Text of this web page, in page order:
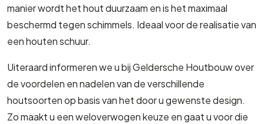
manier wordt het hout duurzaam en is het maximaal
beschermd tegen schimmels. Ideaal voor de realisatie van
een houten schuur.
Uiteraard informeren we u bij Geldersche Houtbouw over
de voordelen en nadelen van de verschillende
houtsoorten op basis van het door u gewenste design.
Zo maakt u een weloverwogen keuze en gaat u voor die